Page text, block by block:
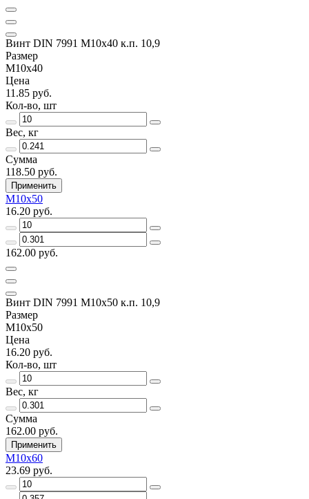
Винт DIN 7991 M10x40 к.п. 10,9
Размер
M10x40
Цена
11.85 руб.
Кол-во, шт
Вес, кг
Сумма
118.50 руб.
Применить
M10x50
16.20 руб.
162.00 руб.
Винт DIN 7991 M10x50 к.п. 10,9
Размер
M10x50
Цена
16.20 руб.
Кол-во, шт
Вес, кг
Сумма
162.00 руб.
Применить
M10x60
23.69 руб.